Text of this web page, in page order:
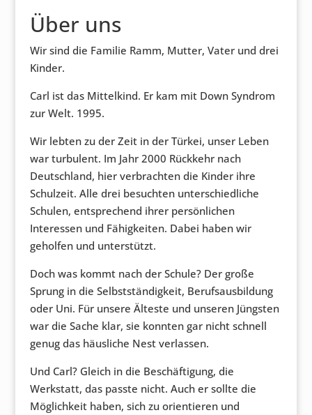
Über uns
Wir sind die Familie Ramm, Mutter, Vater und drei
Kinder.
Carl ist das Mittelkind. Er kam mit Down Syndrom
zur Welt. 1995.
Wir lebten zu der Zeit in der Türkei, unser Leben
war turbulent. Im Jahr 2000 Rückkehr nach
Deutschland, hier verbrachten die Kinder ihre
Schulzeit. Alle drei besuchten unterschiedliche
Schulen, entsprechend ihrer persönlichen
Interessen und Fähigkeiten. Dabei haben wir
geholfen und unterstützt.
Doch was kommt nach der Schule? Der große
Sprung in die Selbstständigkeit, Berufsausbildung
oder Uni. Für unsere Älteste und unseren Jüngsten
war die Sache klar, sie konnten gar nicht schnell
genug das häusliche Nest verlassen.
Und Carl? Gleich in die Beschäftigung, die
Werkstatt, das passte nicht. Auch er sollte die
Möglichkeit haben, sich zu orientieren und